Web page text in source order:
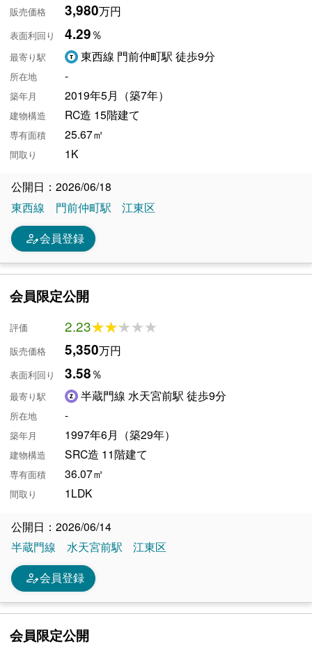
販売価格 3,980万円
表面利回り 4.29％
最寄り駅 東西線 門前仲町駅 徒歩9分
所在地 -
築年月 2019年5月（築7年）
建物構造 RC造 15階建て
専有面積 25.67㎡
間取り 1K
公開日：2026/06/18
東西線
門前仲町駅 江東区
person_edit会員登録
会員限定公開
評価 2.23★★★★★
★★★★★
販売価格 5,350万円
表面利回り 3.58％
最寄り駅 半蔵門線 水天宮前駅 徒歩9分
所在地 -
築年月 1997年6月（築29年）
建物構造 SRC造 11階建て
専有面積 36.07㎡
間取り 1LDK
公開日：2026/06/14
半蔵門線
水天宮前駅 江東区
person_edit会員登録
会員限定公開